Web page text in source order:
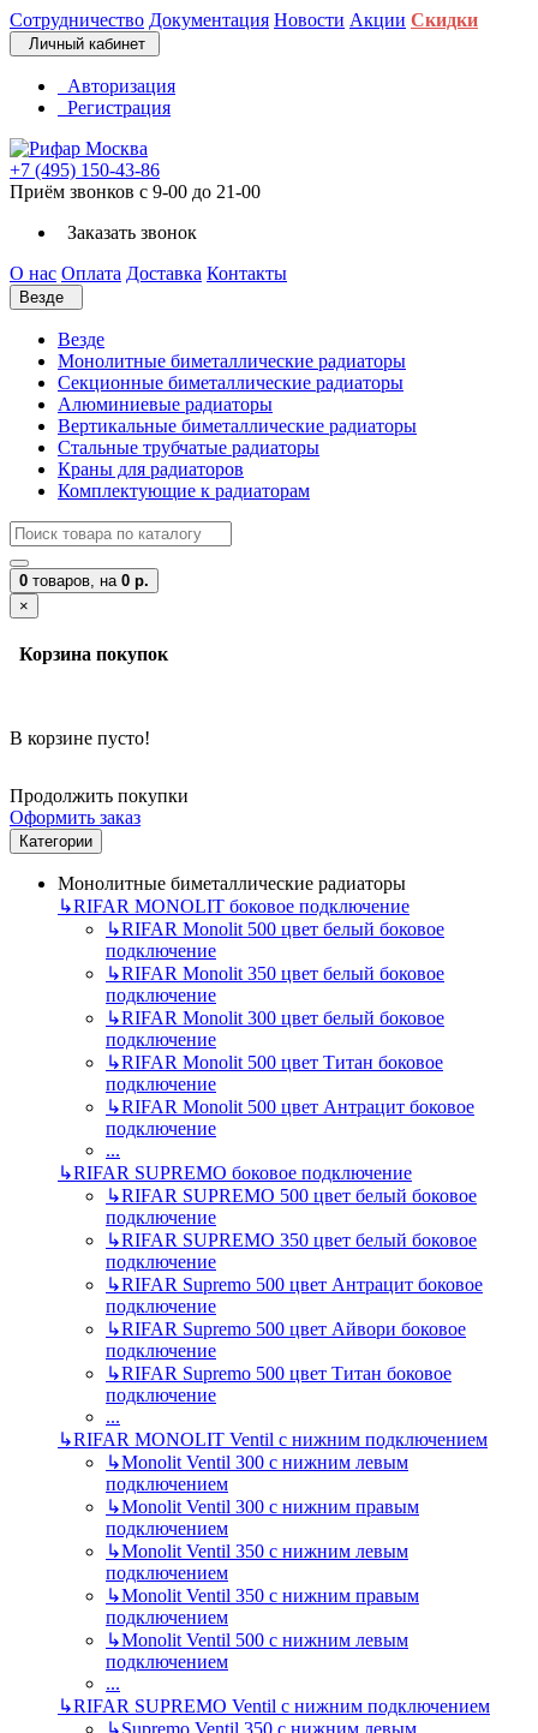
Сотрудничество Документация Новости Акции Скидки
Личный кабинет
Авторизация
Регистрация
+7 (495) 150-43-86
Приём звонков с 9-00 до 21-00
Заказать звонок
О нас Оплата Доставка Контакты
Везде
Везде
Монолитные биметаллические радиаторы
Секционные биметаллические радиаторы
Алюминиевые радиаторы
Вертикальные биметаллические радиаторы
Стальные трубчатые радиаторы
Краны для радиаторов
Комплектующие к радиаторам
0 товаров, на 0 р.
×
Корзина покупок
В корзине пусто!
Продолжить покупки
Оформить заказ
Категории
Монолитные биметаллические радиаторы
↳RIFAR MONOLIT боковое подключение
↳RIFAR Monolit 500 цвет белый боковое
подключение
↳RIFAR Monolit 350 цвет белый боковое
подключение
↳RIFAR Monolit 300 цвет белый боковое
подключение
↳RIFAR Monolit 500 цвет Титан боковое
подключение
↳RIFAR Monolit 500 цвет Антрацит боковое
подключение
...
↳RIFAR SUPREMO боковое подключение
↳RIFAR SUPREMO 500 цвет белый боковое
подключение
↳RIFAR SUPREMO 350 цвет белый боковое
подключение
↳RIFAR Supremo 500 цвет Антрацит боковое
подключение
↳RIFAR Supremo 500 цвет Айвори боковое
подключение
↳RIFAR Supremo 500 цвет Титан боковое
подключение
...
↳RIFAR MONOLIT Ventil с нижним подключением
↳Monolit Ventil 300 с нижним левым
подключением
↳Monolit Ventil 300 с нижним правым
подключением
↳Monolit Ventil 350 с нижним левым
подключением
↳Monolit Ventil 350 с нижним правым
подключением
↳Monolit Ventil 500 с нижним левым
подключением
...
↳RIFAR SUPREMO Ventil с нижним подключением
↳Supremo Ventil 350 с нижним левым